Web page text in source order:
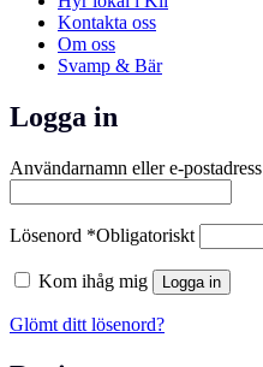
Kontakta oss
Om oss
Svamp & Bär
Logga in
Användarnamn eller e-postadress
Lösenord *Obligatoriskt
Kom ihåg mig Logga in
Glömt ditt lösenord?